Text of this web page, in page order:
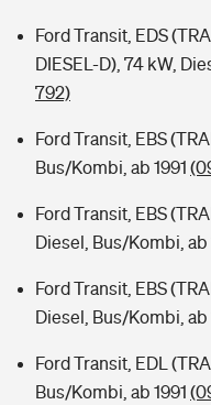
Ford Transit, EDS
DIESEL-D), 74 kW,
792)
Ford Transit, EBS
Bus/Kombi, ab 1991
Ford Transit, EBS
Diesel, Bus/Kombi, ab
Ford Transit, EBS
Diesel, Bus/Kombi, ab
Ford Transit, EDL
Bus/Kombi, ab 1991